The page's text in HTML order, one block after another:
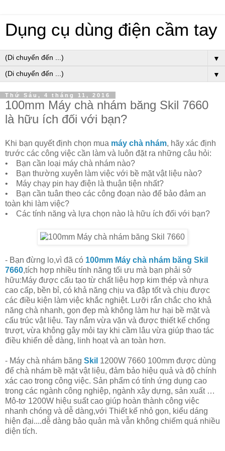
Dụng cụ dùng điện cầm tay
▼
▼
Thứ Sáu, 4 tháng 11, 2016
100mm Máy chà nhám băng Skil 7660
là hữu ích đối với bạn?
Khi bạn quyết định chọn mua máy chà nhám, hãy xác định
trước các công việc cần làm và luôn đặt ra những câu hỏi:
• Bạn cần loại máy chà nhám nào?
• Bạn thường xuyên làm việc với bề mặt vật liệu nào?
• Máy chạy pin hay điện là thuận tiện nhất?
• Bạn cần tuân theo các công đoạn nào để bảo đảm an
toàn khi làm việc?
• Các tính năng và lựa chọn nào là hữu ích đối với bạn?
- Bạn đừng lo,vì đã có 100mm Máy chà nhám băng Skil
7660,tích hợp nhiều tính năng tối ưu mà bạn phải sở
hữu:Máy được cấu tạo từ chất liệu hợp kim thép và nhựa
cao cấp, bền bỉ, có khả năng chịu va đập tốt và chịu được
các điều kiện làm việc khắc nghiệt. Lưỡi rắn chắc cho khả
năng chà nhanh, gọn đẹp mà không làm hư hại bề mặt và
cấu trúc vật liệu. Tay nắm vừa vặn và được thiết kế chống
trượt, vừa không gây mỏi tay khi cầm lâu vừa giúp thao tác
điều khiển dễ dàng, linh hoạt và an toàn hơn.
- Máy chà nhám băng Skil 1200W 7660 100mm được dùng
để chà nhám bề mặt vật liệu, đảm bảo hiệu quả và độ chính
xác cao trong công việc. Sản phẩm có tính ứng dụng cao
trong các ngành công nghiệp, ngành xây dựng, sản xuất …
Mô-tơ 1200W hiệu suất cao giúp hoàn thành công việc
nhanh chóng và dễ dàng,với Thiết kế nhỏ gọn, kiểu dáng
hiện đại....dễ dàng bảo quản mà vẫn không chiếm quá nhiều
diện tích.